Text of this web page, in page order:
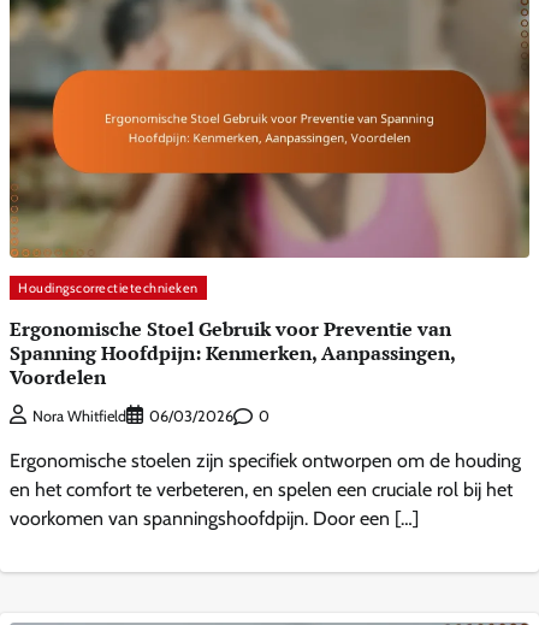
Houdingscorrectietechnieken
Ergonomische Stoel Gebruik voor Preventie van
Spanning Hoofdpijn: Kenmerken, Aanpassingen,
Voordelen
Nora Whitfield 06/03/2026 0
Ergonomische stoelen zijn specifiek ontworpen om de houding
en het comfort te verbeteren, en spelen een cruciale rol bij het
voorkomen van spanningshoofdpijn. Door een […]